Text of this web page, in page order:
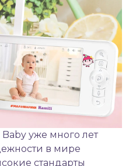
уже много лет
в мире
стандарты